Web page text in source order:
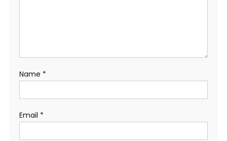
Name *
Email *